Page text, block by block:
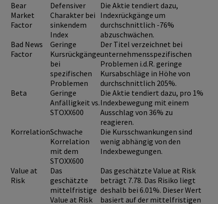
Bear
Market
Factor
Defensiver
Charakter bei
sinkendem
Index
Die Aktie tendiert dazu,
Indexrückgänge um
durchschnittlich -76%
abzuschwächen.
Bad News
Factor
Geringe
Kursrückgänge
bei
spezifischen
Problemen
Der Titel verzeichnet bei
unternehmensspezifischen
Problemen i.d.R. geringe
Kursabschläge in Höhe von
durchschnittlich 205%.
Beta
Geringe
Anfälligkeit vs.
STOXX600
Die Aktie tendiert dazu, pro 1%
Indexbewegung mit einem
Ausschlag von 36% zu
reagieren.
KorrelationSchwache
Korrelation
mit dem
STOXX600
Die Kursschwankungen sind
wenig abhängig von den
Indexbewegungen.
Value at
Risk
Das
geschätzte
mittelfristige
Value at Risk
Das geschätzte Value at Risk
beträgt 7.78. Das Risiko liegt
deshalb bei 6.01%. Dieser Wert
basiert auf der mittelfristigen